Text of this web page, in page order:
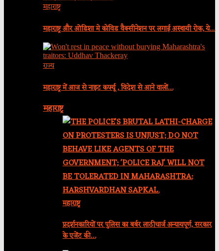
महाराष्ट्र
महाराष्ट्र और ओडिशा मे कोविड वैक्सीनेशन पर लगाई अस्थायी रोक, ये…
राज्य
महाराष्ट्र में आज से नाइट कर्फ्यू , विदेश से आने वालों…
महाराष्ट्र
महाराष्ट्र
प्रदर्शनकारियों पर पुलिस का बर्बर लाठीचार्ज अन्यायपूर्ण, सरकार
के एजेंट की…